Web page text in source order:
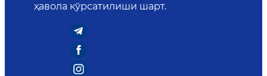
ҳавола кўрсатилиши шарт.